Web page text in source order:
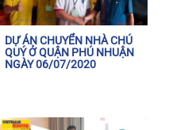
DỰ ÁN CHUYỂN NHÀ CHÚ
QUÝ Ở QUẬN PHÚ NHUẬN
NGÀY 06/07/2020